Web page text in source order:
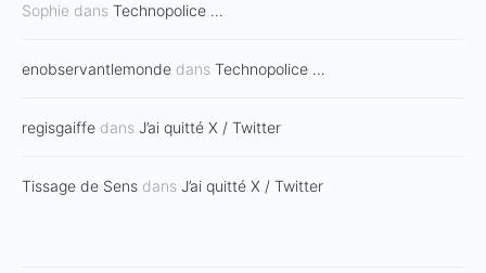
Sophie dans Technopolice …
enobservantlemonde dans Technopolice …
regisgaiffe dans J’ai quitté X / Twitter
Tissage de Sens dans J’ai quitté X / Twitter